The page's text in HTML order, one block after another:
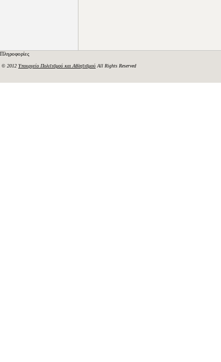
Πληροφορίες
© 2012 Υπουργείο Πολιτισμού και Αθλητισμού All Rights Reserved